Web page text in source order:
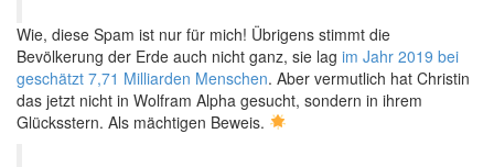
Wie, diese Spam ist nur für mich! Übrigens stimmt die
Bevölkerung der Erde auch nicht ganz, sie lag im Jahr 2019 bei
geschätzt 7,71 Milliarden Menschen. Aber vermutlich hat Christin
das jetzt nicht in Wolfram Alpha gesucht, sondern in ihrem
Glücksstern. Als mächtigen Beweis.